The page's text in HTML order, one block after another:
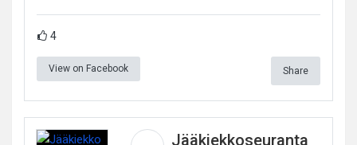
4
View on Facebook Share
Jääkiekkoseuranta